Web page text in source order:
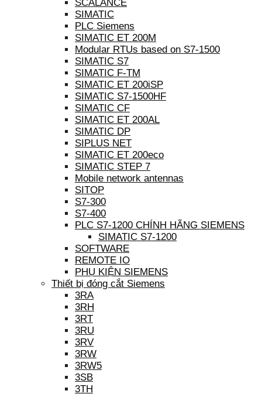
SCALANCE
SIMATIC
PLC Siemens
SIMATIC ET 200M
Modular RTUs based on S7-1500
SIMATIC S7
SIMATIC F-TM
SIMATIC ET 200iSP
SIMATIC S7-1500HF
SIMATIC CF
SIMATIC ET 200AL
SIMATIC DP
SIPLUS NET
SIMATIC ET 200eco
SIMATIC STEP 7
Mobile network antennas
SITOP
S7-300
S7-400
PLC S7-1200 CHÍNH HÃNG SIEMENS
SIMATIC S7-1200
SOFTWARE
REMOTE IO
PHỤ KIỆN SIEMENS
Thiết bị đóng cắt Siemens
3RA
3RH
3RT
3RU
3RV
3RW
3RW5
3SB
3TH